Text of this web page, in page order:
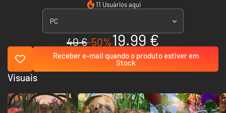
11 Usuários aqui
PC
40 €-50%19.99 €
Receber e-mail quando o produto estiver em
Stock
Visuais